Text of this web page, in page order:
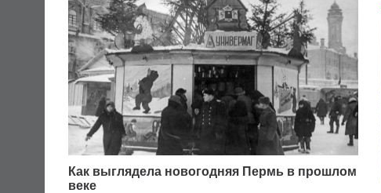
Как выглядела новогодняя Пермь в прошлом
веке